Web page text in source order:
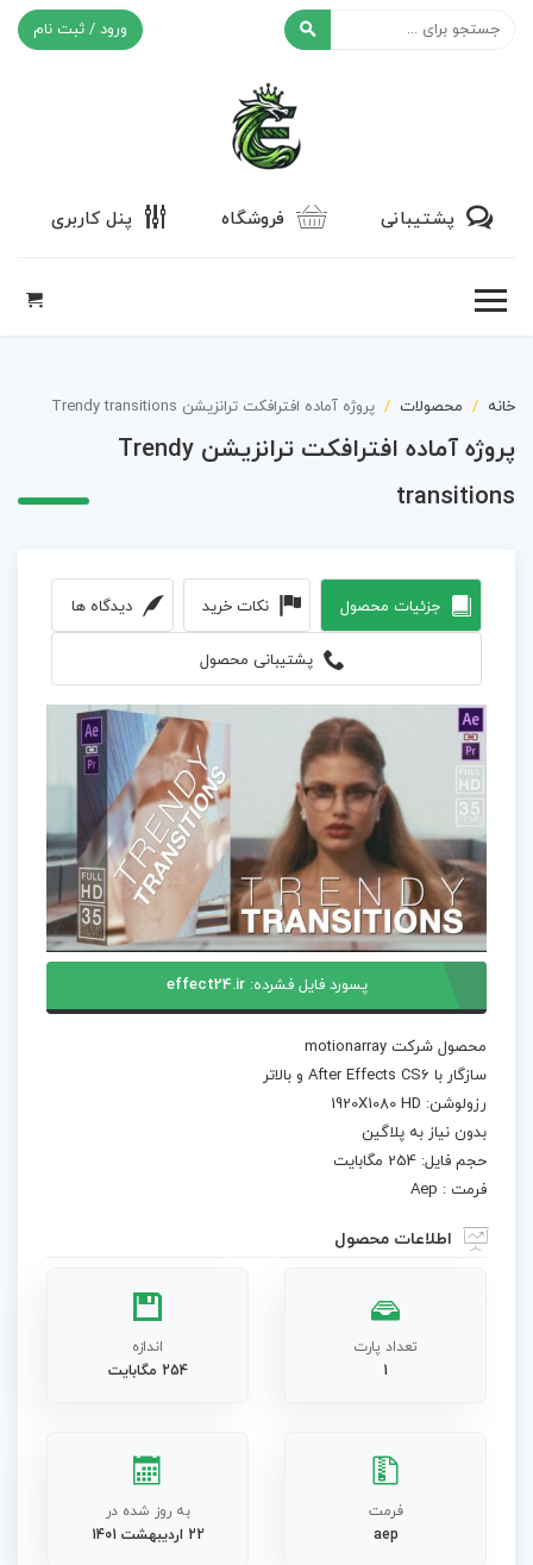
ورود / ثبت نام
پشتیبانی فروشگاه پنل کاربری
خانه محصولات پروژه آماده افترافکت ترانزیشن Trendy transitions
پروژه آماده افترافکت ترانزیشن Trendy
transitions
جزئیات محصول نکات خرید دیدگاه ها
پشتیبانی محصول
پسورد فایل فشرده:effect24.ir
محصول شرکت motionarray
سازگار با After Effects CS6 و بالاتر
رزولوشن: 1920X1080 HD
بدون نیاز به پلاگین
حجم فایل: 254 مگابایت
فرمت : Aep
اطلاعات محصول
تعداد پارت
1
اندازه
254 مگابایت
فرمت
aep
به روز شده در
22 اردیبهشت 1401